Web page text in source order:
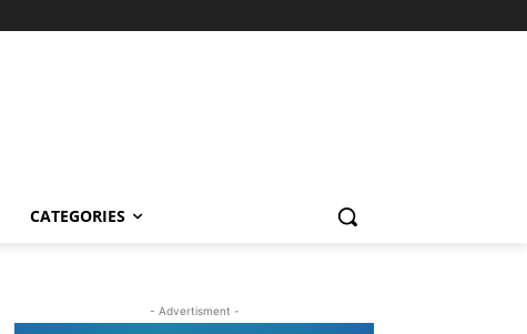
CATEGORIES
- Advertisment -